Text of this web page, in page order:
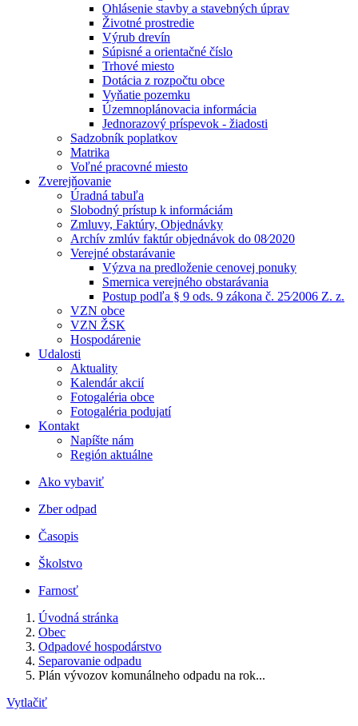
Ohlásenie stavby a stavebných úprav
Životné prostredie
Výrub drevín
Súpisné a orientačné číslo
Trhové miesto
Dotácia z rozpočtu obce
Vyňatie pozemku
Územnoplánovacia informácia
Jednorazový príspevok - žiadosti
Sadzobník poplatkov
Matrika
Voľné pracovné miesto
Zverejňovanie
Úradná tabuľa
Slobodný prístup k informáciám
Zmluvy, Faktúry, Objednávky
Archív zmlúv faktúr objednávok do 08⁄2020
Verejné obstarávanie
Výzva na predloženie cenovej ponuky
Smernica verejného obstarávania
Postup podľa § 9 ods. 9 zákona č. 25⁄2006 Z. z.
VZN obce
VZN ŽSK
Hospodárenie
Udalosti
Aktuality
Kalendár akcií
Fotogaléria obce
Fotogaléria podujatí
Kontakt
Napíšte nám
Región aktuálne
Ako vybaviť
Zber odpad
Časopis
Školstvo
Farnosť
Úvodná stránka
Obec
Odpadové hospodárstvo
Separovanie odpadu
Plán vývozov komunálneho odpadu na rok...
Vytlačiť